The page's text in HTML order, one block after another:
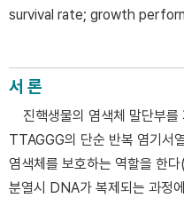
survival rate; growth
서 론
진핵생물의 염색체 말단부
TTAGGG의 단순 반복 염기서
염색체를 보호하는 역할을 한다(
분열시 DNA가 복제되는 과정